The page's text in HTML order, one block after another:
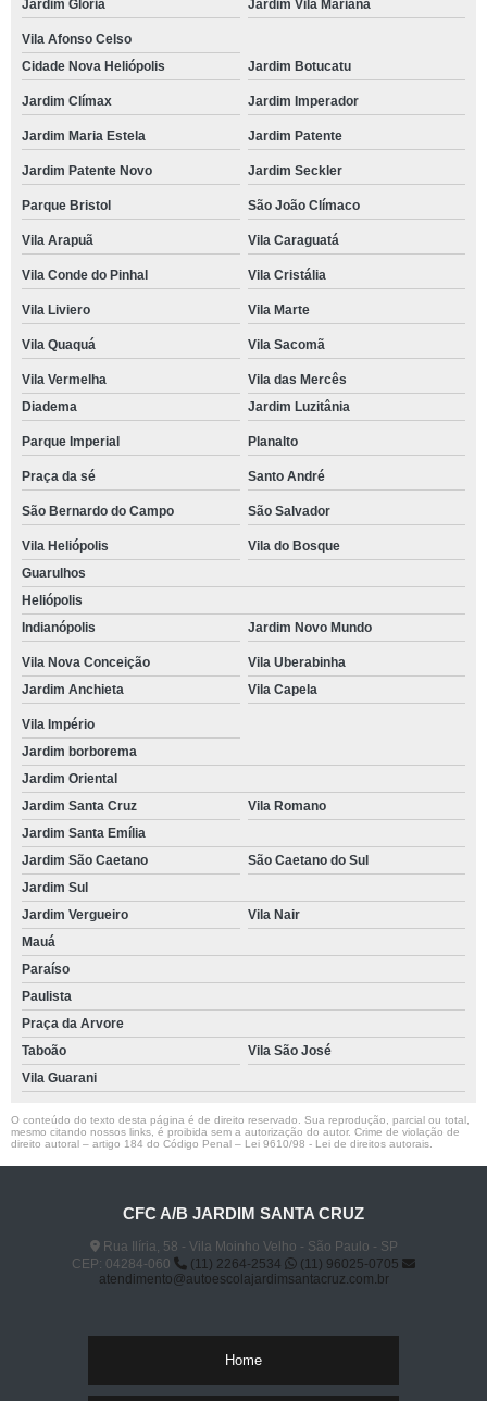
Jardim Glória Jardim Vila Mariana
Vila Afonso Celso
Cidade Nova Heliópolis
Jardim Botucatu
Jardim Clímax Jardim Imperador
Jardim Maria Estela Jardim Patente
Jardim Patente Novo Jardim Seckler
Parque Bristol São João Clímaco
Vila Arapuã Vila Caraguatá
Vila Conde do Pinhal Vila Cristália
Vila Liviero Vila Marte
Vila Quaquá Vila Sacomã
Vila Vermelha
Vila das Mercês
Diadema
Jardim Luzitânia
Parque Imperial Planalto
Praça da sé Santo André
São Bernardo do Campo São Salvador
Vila Heliópolis
Vila do Bosque
Guarulhos
Heliópolis
Indianópolis
Jardim Novo Mundo
Vila Nova Conceição
Vila Uberabinha
Jardim Anchieta
Vila Capela
Vila Império
Jardim borborema
Jardim Oriental
Jardim Santa Cruz
Vila Romano
Jardim Santa Emília
Jardim São Caetano
São Caetano do Sul
Jardim Sul
Jardim Vergueiro
Vila Nair
Mauá
Paraíso
Paulista
Praça da Arvore
Taboão
Vila São José
Vila Guarani
O conteúdo do texto desta página é de direito reservado. Sua reprodução, parcial ou total,
mesmo citando nossos links, é proibida sem a autorização do autor. Crime de violação de
direito autoral – artigo 184 do Código Penal – Lei 9610/98 - Lei de direitos autorais
CFC A/B JARDIM SANTA CRUZ
Rua Ilíria, 58 - Vila Moinho Velho - São Paulo - SP
CEP: 04284-060
(11) 2264-2534
(11) 96025-0705
atendimento@autoescolajardimsantacruz.com.br
Home